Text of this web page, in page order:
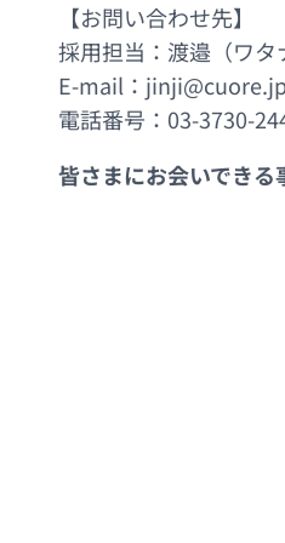
【お問い合わせ先】
採用担当：渡邉（ワタ
E-mail：
電話番号：03-3730-
皆さまにお会いできる